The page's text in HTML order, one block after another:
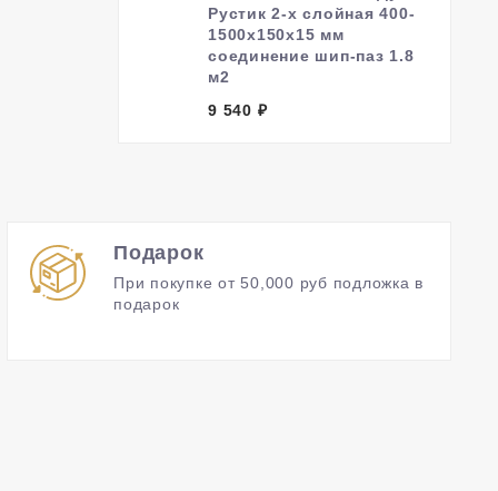
Рустик 2-х слойная 400-
1500х150х15 мм
соединение шип-паз 1.8
м2
9 540 ₽
Подарок
При покупке от 50,000 руб подложка в
подарок